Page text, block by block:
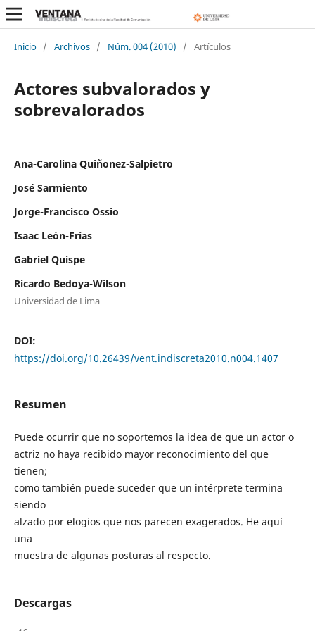
Inicio / Archivos / Núm. 004 (2010) / Artículos
Actores subvalorados y
sobrevalorados
Ana-Carolina Quiñonez-Salpietro
José Sarmiento
Jorge-Francisco Ossio
Isaac León-Frías
Gabriel Quispe
Ricardo Bedoya-Wilson
Universidad de Lima
DOI:
https://doi.org/10.26439/vent.indiscreta2010.n004.1407
Resumen
Puede ocurrir que no soportemos la idea de que un actor o
actriz no haya recibido mayor reconocimiento del que
tienen;
como también puede suceder que un intérprete termina
siendo
alzado por elogios que nos parecen exagerados. He aquí
una
muestra de algunas posturas al respecto.
Descargas